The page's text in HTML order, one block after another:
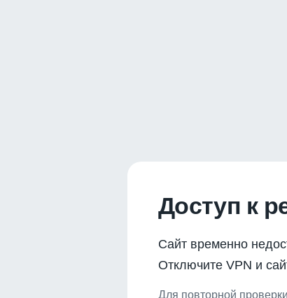
Доступ к
Сайт временно
Отключите VPN и
Для повторной